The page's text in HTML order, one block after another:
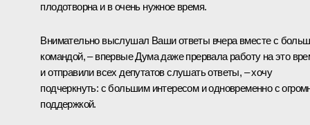
плодотворна и в очень нужное время.
Внимательно выслушал Ваши ответы вчера вместе с
командой, – впервые Дума даже прервала работу на это
и отправили всех депутатов слушать ответы, – хочу
подчеркнуть: с большим интересом и одновременно с
поддержкой.